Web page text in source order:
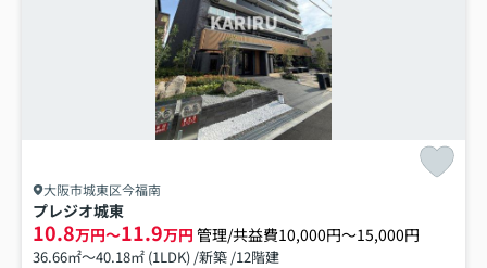
大阪市城東区今福南
プレジオ城東
10.8万円～11.9万円 管理/共益費10,000円～15,000円
36.66㎡～40.18㎡ (1LDK) /新築 /12階建